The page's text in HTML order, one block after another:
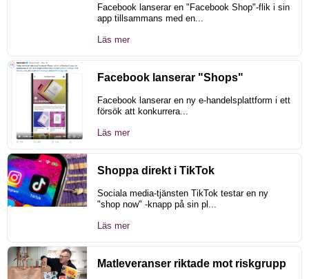
Facebook lanserar en "Facebook Shop"-flik i sin
app tillsammans med en...
Läs mer
Facebook lanserar "Shops"
Facebook lanserar en ny e-handelsplattform i ett
försök att konkurrera...
Läs mer
Shoppa direkt i TikTok
Sociala media-tjänsten TikTok testar en ny
"shop now" -knapp på sin pl...
Läs mer
Matleveranser riktade mot riskgrupp